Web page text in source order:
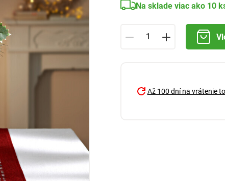
Na sklade viac ako 10
Až 100 dní na vrátenie